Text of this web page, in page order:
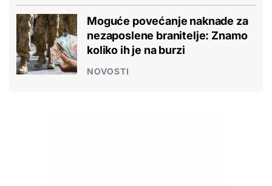
Moguće povećanje naknade za
nezaposlene branitelje: Znamo
koliko ih je na burzi
NOVOSTI